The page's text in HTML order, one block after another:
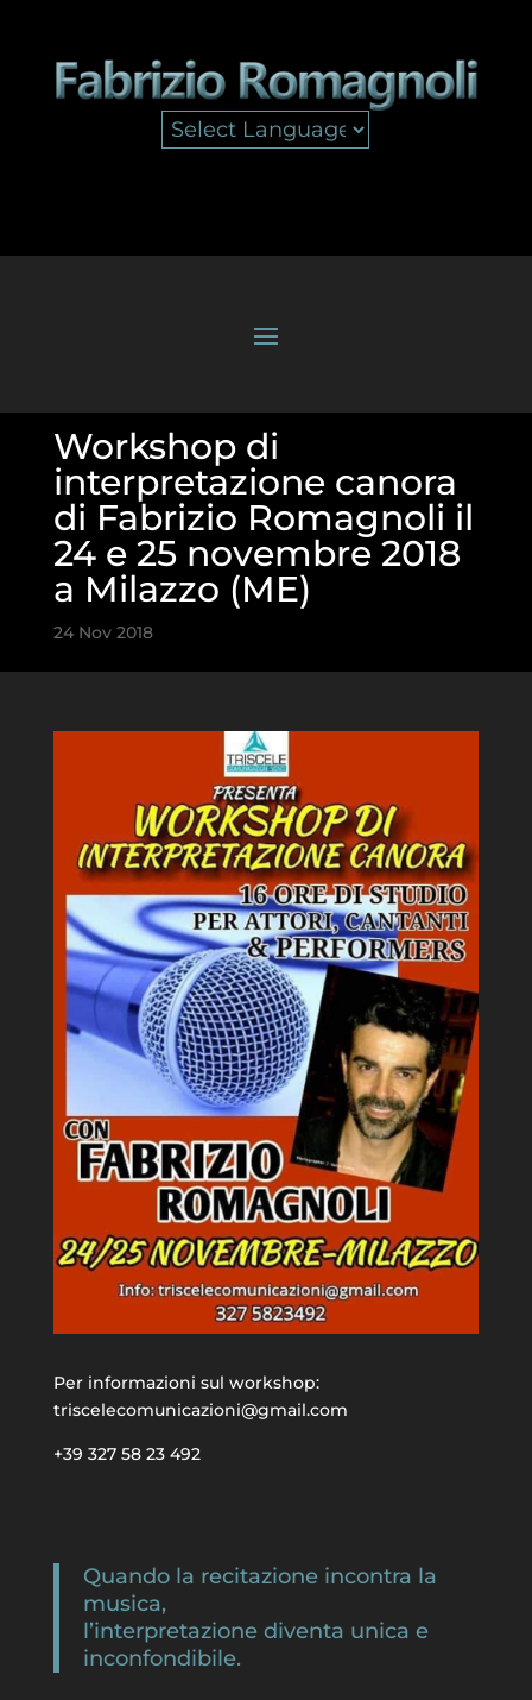
Workshop di
interpretazione canora
di Fabrizio Romagnoli il
24 e 25 novembre 2018
a Milazzo (ME)
24 Nov 2018
Per informazioni sul workshop:
triscelecomunicazioni@gmail.com
+39 327 58 23 492
Quando la recitazione incontra la
musica,
l’interpretazione diventa unica e
inconfondibile.